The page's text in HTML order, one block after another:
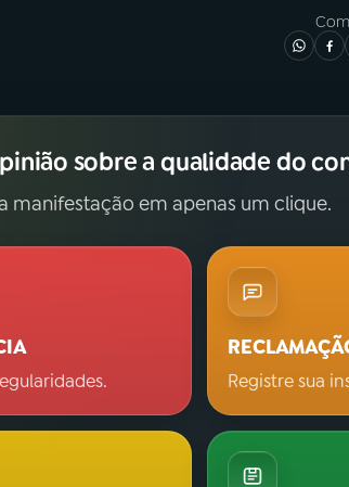
sobre a qualidade do
manifestação em apenas um clique.
Registre sua